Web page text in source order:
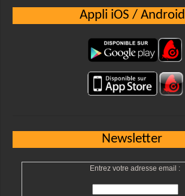
Appli iOS / Android
Newsletter
Entrez votre adresse email :